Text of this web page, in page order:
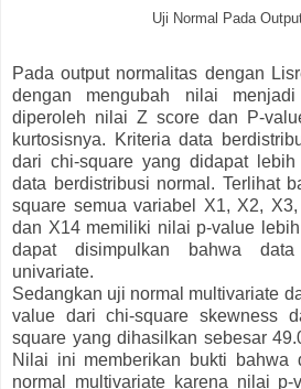
Uji Normal Pada
Pada output normalitas dengan
dengan mengubah nilai
diperoleh nilai Z score dan P-
kurtosisnya. Kriteria data
dari chi-square yang didapat
data berdistribusi normal. Terlihat
square semua variabel X1, X2,
dan X14 memiliki nilai p-value
dapat disimpulkan bahwa data
univariate.
Sedangkan uji normal multivariate
value dari chi-square skewness
square yang dihasilkan sebesar
Nilai ini memberikan bukti bahwa
normal multivariate karena nilai p-